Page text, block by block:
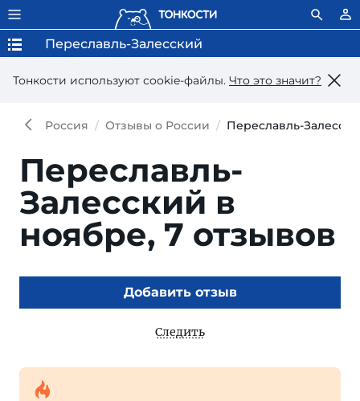
Тонкости используют сookie-файлы. Что это значит?
Переславль-Залесский
Россия Отзывы о России Переславль-
Переславль-
Залесский в
ноябре, 7 отзывов
Добавить отзыв
Следить